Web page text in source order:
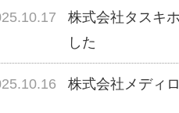
株式会社タスキ
した
株式会社メディ